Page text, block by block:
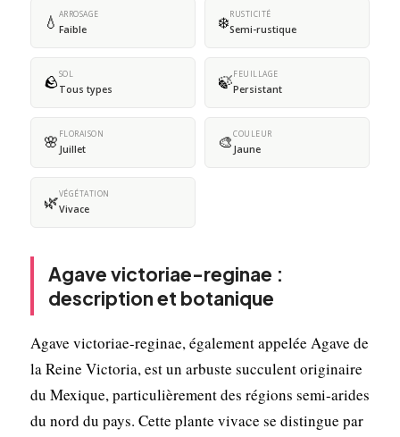
💧 ARROSAGE
Faible ❄️RUSTICITÉ
Semi-rustique
🪨SOL
Tous types 🍃FEUILLAGE
Persistant
🌸 FLORAISON
Juillet 🎨COULEUR
Jaune
🌿VÉGÉTATION
Vivace
Agave victoriae-reginae :
description et botanique
Agave victoriae-reginae, également appelée Agave de
la Reine Victoria, est un arbuste succulent originaire
du Mexique, particulièrement des régions semi-arides
du nord du pays. Cette plante vivace se distingue par